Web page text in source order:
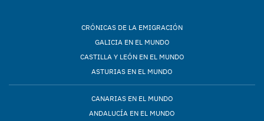
CRÓNICAS DE LA EMIGRACIÓN
GALICIA EN EL MUNDO
CASTILLA Y LEÓN EN EL MUNDO
ASTURIAS EN EL MUNDO
CANARIAS EN EL MUNDO
ANDALUCÍA EN EL MUNDO